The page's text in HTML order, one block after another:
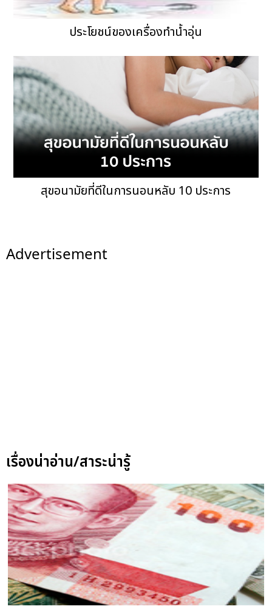
ประโยชน์ของเครื่องทำน้ำอุ่น
สุขอนามัยที่ดีในการนอนหลับ 10 ประการ
Advertisement
เรื่องน่าอ่าน/สาระน่ารู้